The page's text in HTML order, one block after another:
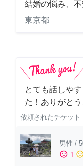
結婚の悩み、
東京都
とても話しや
た！ありがと
依頼されたチケット
男性 /
sentiment_satisfied 1